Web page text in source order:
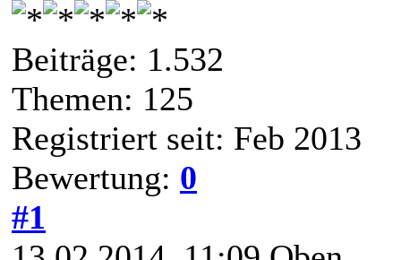
Beiträge: 1.532
Themen: 125
Registriert seit: Feb 2013
Bewertung: 0
#1